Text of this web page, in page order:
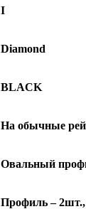
I
Diamond
BLACK
На обычные
Овальный
Профиль – 2шт.,